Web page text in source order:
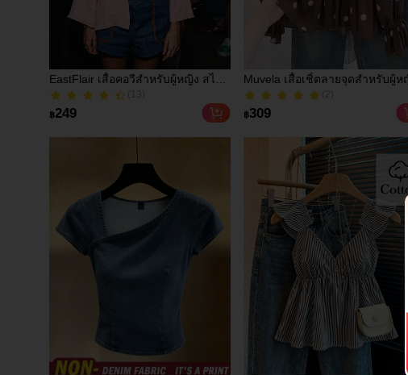
EastFlair เสื้อคอวีสำหรับผู้หญิง สไตล์
ลำลอง อเนกประสงค์ สำหรับใส่
ประจำวัน
฿249
Muvela เสื้อเชิ้ตลายจุดสำหรับผู้ห
สไตล์ลำลองสำหรับการเดินทาง
฿309